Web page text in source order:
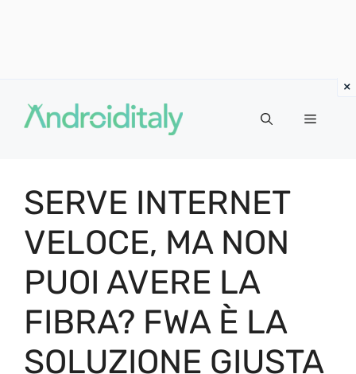
contenuto
MENU
SERVE INTERNET
VELOCE, MA NON
PUOI AVERE LA
FIBRA? FWA È LA
SOLUZIONE GIUSTA